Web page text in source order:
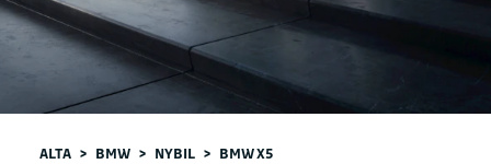
ALTA > BMW > NYBIL > BMW X5